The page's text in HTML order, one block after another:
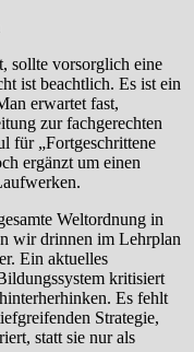
sollte vorsorglich eine
ist beachtlich. Es ist ein
erwartet fast,
zur fachgerechten
für „Fortgeschrittene
ergänzt um einen
Weltordnung in
wir drinnen im Lehrplan
Ein aktuelles
kritisiert
Es fehlt
Strategie,
statt sie nur als